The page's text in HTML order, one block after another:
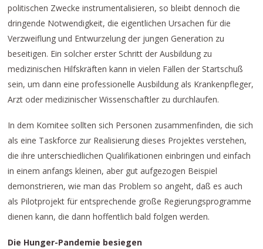
politischen Zwecke instrumentalisieren, so bleibt dennoch die
dringende Notwendigkeit, die eigentlichen Ursachen für die
Verzweiflung und Entwurzelung der jungen Generation zu
beseitigen. Ein solcher erster Schritt der Ausbildung zu
medizinischen Hilfskräften kann in vielen Fällen der Startschuß
sein, um dann eine professionelle Ausbildung als Krankenpfleger,
Arzt oder medizinischer Wissenschaftler zu durchlaufen.
In dem Komitee sollten sich Personen zusammenfinden, die sich
als eine Taskforce zur Realisierung dieses Projektes verstehen,
die ihre unterschiedlichen Qualifikationen einbringen und einfach
in einem anfangs kleinen, aber gut aufgezogen Beispiel
demonstrieren, wie man das Problem so angeht, daß es auch
als Pilotprojekt für entsprechende große Regierungsprogramme
dienen kann, die dann hoffentlich bald folgen werden.
Die Hunger-Pandemie besiegen